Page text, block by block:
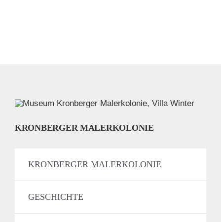
KRONBERGER MALERKOLONIE
KRONBERGER MALERKOLONIE
GESCHICHTE